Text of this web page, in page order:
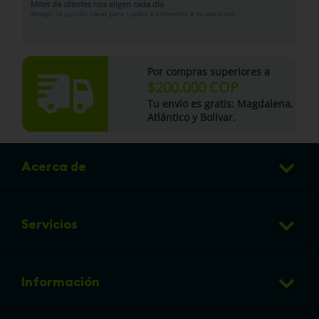
Miles de clientes nos eligen cada día
Woopi: la opción ideal para cuidar y consentir a tu mascota.
Por compras superiores a
$200.000 COP
Tu envío es gratis: Magdalena,
Atlántico y Bolívar.
Acerca de
Club de Puntos
Preguntas frecuentes
Servicios
Veterinaria
Información